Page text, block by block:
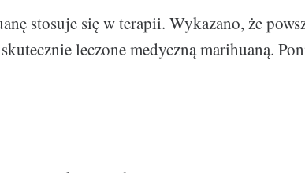
stosuje się w terapii. Wykazano, że
leczone medyczną marihuaną.